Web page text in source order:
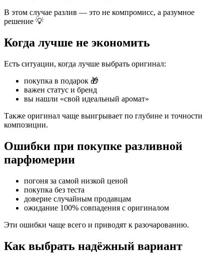
В этом случае разлив — это не компромисс, а разумное
решение 💡
Когда лучше не экономить
Есть ситуации, когда лучше выбрать оригинал:
покупка в подарок 🎁
важен статус и бренд
вы нашли «свой идеальный аромат»
Также оригинал чаще выигрывает по глубине и точности
композиции.
Ошибки при покупке разливной
парфюмерии
погоня за самой низкой ценой
покупка без теста
доверие случайным продавцам
ожидание 100% совпадения с оригиналом
Эти ошибки чаще всего и приводят к разочарованию.
Как выбрать надёжный вариант